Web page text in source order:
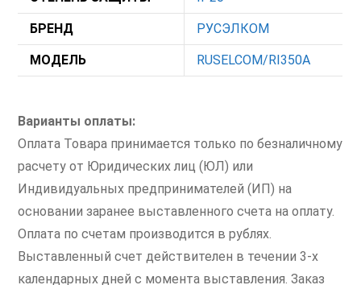
БРЕНД РУСЭЛКОМ
МОДЕЛЬ RUSELCOM/RI350A
Варианты оплаты:
Оплата Товара принимается только по безналичному
расчету от Юридических лиц (ЮЛ) или
Индивидуальных предпринимателей (ИП) на
основании заранее выставленного счета на оплату.
Оплата по счетам производится в рублях.
Выставленный счет действителен в течении 3-х
календарных дней с момента выставления. Заказ